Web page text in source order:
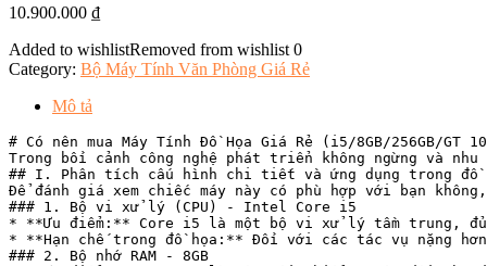
10.900.000 ₫
Added to wishlistRemoved from wishlist 0
Category: Bộ Máy Tính Văn Phòng Giá Rẻ
Mô tả
# Có nên mua Máy Tính Đồ Họa Giá Rẻ (i5/8GB/256GB/GT
Trong bối cảnh công nghệ phát triển không ngừng và
## I. Phân tích cấu hình chi tiết và ứng dụng trong đồ
Để đánh giá xem chiếc máy này có phù hợp với bạn
### 1. Bộ vi xử lý (CPU) - Intel Core i5
* **Ưu điểm:** Core i5 là một bộ vi xử lý tầm trung, đủ
* **Hạn chế trong đồ họa:** Đối với các tác vụ nặng
### 2. Bộ nhớ RAM - 8GB